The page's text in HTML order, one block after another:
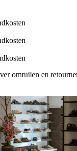
omruilen en